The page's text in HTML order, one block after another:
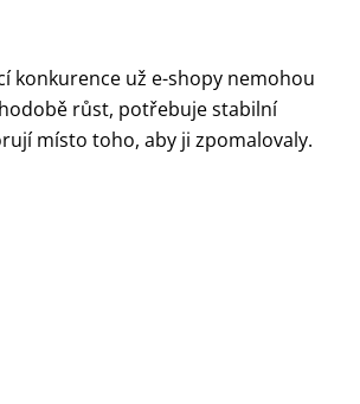
konkurence už e-shopy nemohou
růst, potřebuje stabilní
místo toho, aby ji zpomalovaly.